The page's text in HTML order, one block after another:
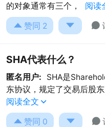
的对象通常有三个，
阅读
 赞同 2  
SHA代表什么？
匿名用户:
SHA是
东协议，规定了交易后股
阅读全文 
 赞同 0  